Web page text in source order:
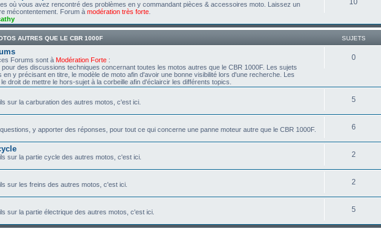
où vous avez rencontré des problèmes en y commandant pièces & accessoires moto. Laissez un
mécontentement. Forum à modération très forte
AUTRES QUE LE CBR 1000F SUJETS
Forums sont à Modération Forte :
des discussions techniques concernant toutes les motos autres que le CBR 1000F. Les sujets
y précisant en titre, le modèle de moto afin d'avoir une bonne visibilité lors d'une recherche. Les
droit de mettre le hors-sujet à la corbeille afin d'éclaircir les différents topics.
0
sur la carburation des autres motos, c'est ici.
5
y apporter des réponses, pour tout ce qui concerne une panne moteur autre que le CBR 1000F.
6
sur la partie cycle des autres motos, c'est ici.
2
sur les freins des autres motos, c'est ici.
2
sur la partie électrique des autres motos, c'est ici.
5